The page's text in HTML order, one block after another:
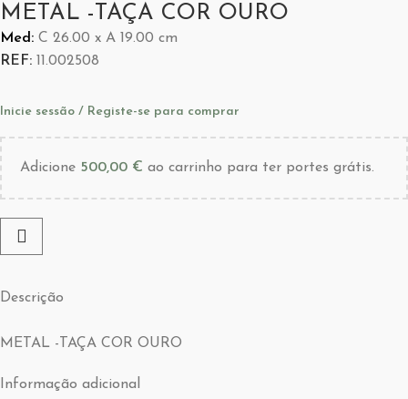
METAL -TAÇA COR OURO
Med: C 26.00 x A 19.00 cm
REF:
11.002508
Inicie sessão / Registe-se para comprar
Adicione 500,00 € ao carrinho para ter portes grátis.
Descrição
METAL -TAÇA COR OURO
Informação adicional